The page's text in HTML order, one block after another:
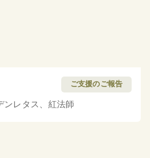
ご支援のご報告
レタス、紅法師